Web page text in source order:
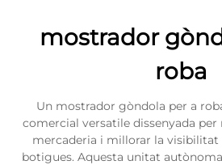
mostrador
roba
Un mostrador gòndola per a
comercial versatile dissenyada
mercaderia i millorar la visibilitat
botigues. Aquesta unitat